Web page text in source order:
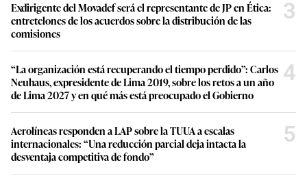
“La organización está recuperando el tiempo perdido”: Carlos
Neuhaus, expresidente de Lima 2019, sobre los retos a un año
de Lima 2027 y en qué más está preocupado el Gobierno
Aerolíneas responden a LAP sobre la TUUA a escalas
internacionales: “Una reducción parcial deja intacta la
desventaja competitiva de fondo”
Héctor Lavoe en Lima: hace 40 años el ‘Cantante de los
Cantantes’ hizo bailar a la Feria del Hogar | FOTOS